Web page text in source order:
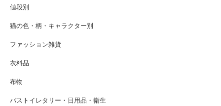
値段別
猫の色・柄・キャラクター別
ファッション雑貨
衣料品
布物
バストイレタリー・日用品・衛生